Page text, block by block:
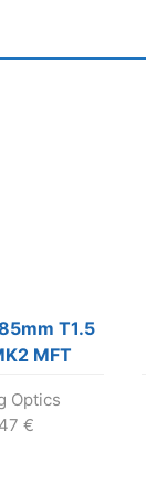
T1.5
MFT
Optics
€